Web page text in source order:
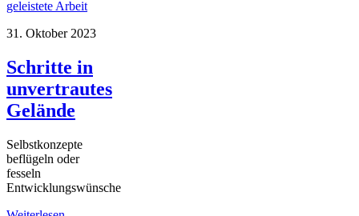
geleistete Arbeit
31. Oktober 2023
Schritte in
unvertrautes
Gelände
Selbstkonzepte
beflügeln oder
fesseln
Entwicklungswünsche